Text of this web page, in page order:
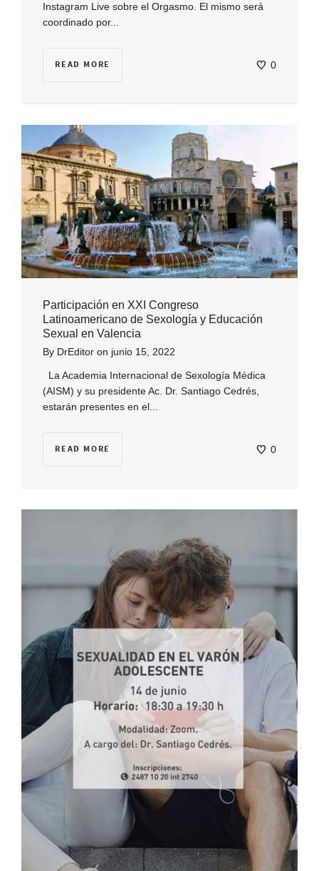
Instagram Live sobre el Orgasmo. El mismo será
coordinado por...
READ MORE 0
Participación en XXI Congreso
Latinoamericano de Sexología y Educación
Sexual en Valencia
By DrEditor on junio 15, 2022
La Academia Internacional de Sexología Médica
(AISM) y su presidente Ac. Dr. Santiago Cedrés,
estarán presentes en el...
READ MORE 0